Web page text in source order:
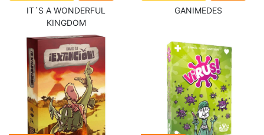
IT´S A WONDERFUL
KINGDOM
GANIMEDES